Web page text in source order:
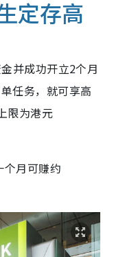
定存高
并成功开立2个月
任务，就可享高
限为港元
个月可赚约